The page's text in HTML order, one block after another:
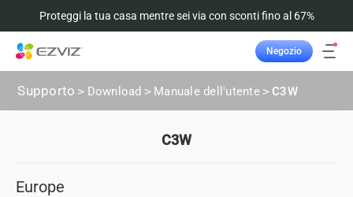
Proteggi la tua casa mentre sei via con sconti fino al 67%
Negozio
Supporto > Download > Manuale dell'utente> C3W
C3W
Europe